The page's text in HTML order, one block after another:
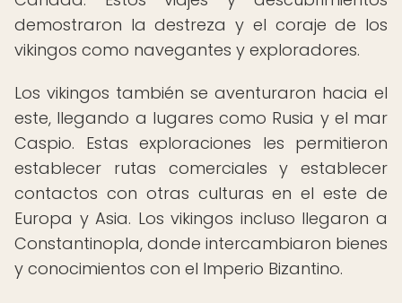
demostraron la destreza y el coraje de los
vikingos como navegantes y exploradores.
Los vikingos también se aventuraron hacia el
este, llegando a lugares como Rusia y el mar
Caspio. Estas exploraciones les permitieron
establecer rutas comerciales y establecer
contactos con otras culturas en el este de
Europa y Asia. Los vikingos incluso llegaron a
Constantinopla, donde intercambiaron bienes
y conocimientos con el Imperio Bizantino.